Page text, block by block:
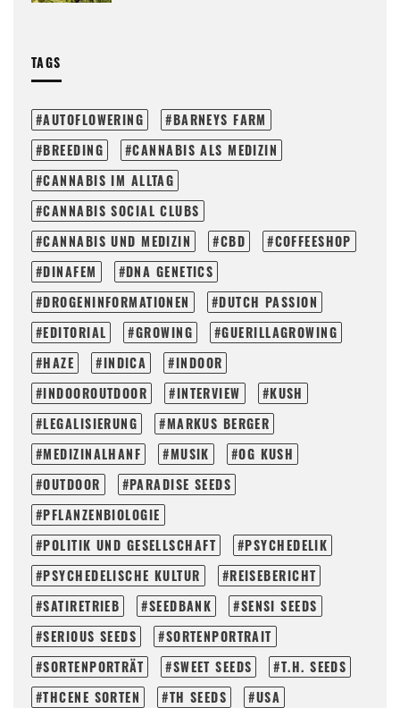
TAGS
AUTOFLOWERING
BARNEYS FARM
BREEDING
CANNABIS ALS MEDIZIN
CANNABIS IM ALLTAG
CANNABIS SOCIAL CLUBS
CANNABIS UND MEDIZIN
CBD
COFFEESHOP
DINAFEM
DNA GENETICS
DROGENINFORMATIONEN
DUTCH PASSION
EDITORIAL
GROWING
GUERILLAGROWING
HAZE
INDICA
INDOOR
INDOOROUTDOOR
INTERVIEW
KUSH
LEGALISIERUNG
MARKUS BERGER
MEDIZINALHANF
MUSIK
OG KUSH
OUTDOOR
PARADISE SEEDS
PFLANZENBIOLOGIE
POLITIK UND GESELLSCHAFT
PSYCHEDELIK
PSYCHEDELISCHE KULTUR
REISEBERICHT
SATIRETRIEB
SEEDBANK
SENSI SEEDS
SERIOUS SEEDS
SORTENPORTRAIT
SORTENPORTRÄT
SWEET SEEDS
T.H. SEEDS
THCENE SORTEN
TH SEEDS USA